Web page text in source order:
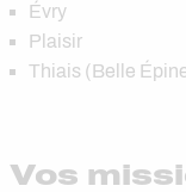
Évry
Plaisir
Thiais (Belle
Vos